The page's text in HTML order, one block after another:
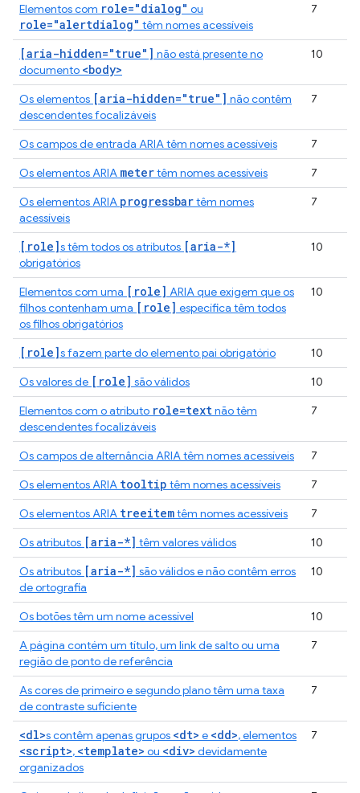
Elementos com role="dialog" ou
role="alertdialog" têm nomes acessíveis
7
[aria-hidden="true"] não está presente no
documento <body>
10
Os elementos [aria-hidden="true"] não contêm
descendentes focalizáveis
7
Os campos de entrada ARIA têm nomes acessíveis
7
Os elementos ARIA metertêm nomes acessíveis
7
Os elementos ARIA progressbartêm nomes
acessíveis
7
[role]s têm todos os atributos [aria-*]
obrigatórios
10
Elementos com uma [role] ARIA que exigem que os
filhos contenham uma [role] específica têm todos
os filhos obrigatórios
10
[role]s fazem parte do elemento pai obrigatório
10
Os valores de [role] são válidos
10
Elementos com o atributo role=textnão têm
descendentes focalizáveis
7
Os campos de alternância ARIA têm nomes acessíveis
7
Os elementos ARIA tooltip têm nomes acessíveis
7
Os elementos ARIA treeitemtêm nomes acessíveis
7
Os atributos [aria-*] têm valores válidos
10
Os atributos [aria-*] são válidos e não contêm erros
de ortografia
10
Os botões têm um nome acessível
10
A página contém um título, um link de salto ou uma
região de ponto de referência
7
As cores de primeiro e segundo plano têm uma taxa
de contraste suficiente
7
<dl>s contêm apenas grupos <dt> e <dd>, elementos
<script>, <template> ou <div> devidamente
organizados
7